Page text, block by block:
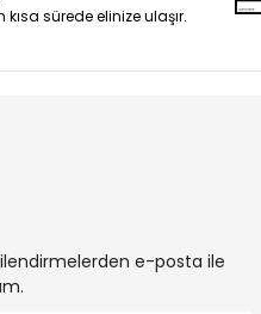
kısa sürede elinize ulaşır.
e-posta ile